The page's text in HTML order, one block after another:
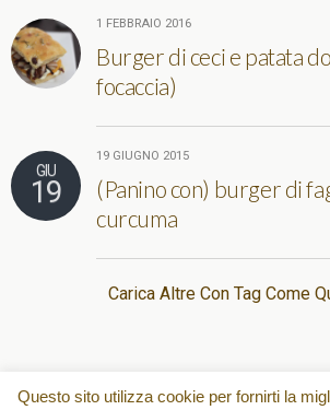
1 FEBBRAIO 2016
Burger di ceci e patata
focaccia)
GIU
19
19 GIUGNO 2015
(Panino con) burger di
curcuma
Carica Altre Con Tag Come
Torna su
Questo sito utilizza cookie per fornirti la